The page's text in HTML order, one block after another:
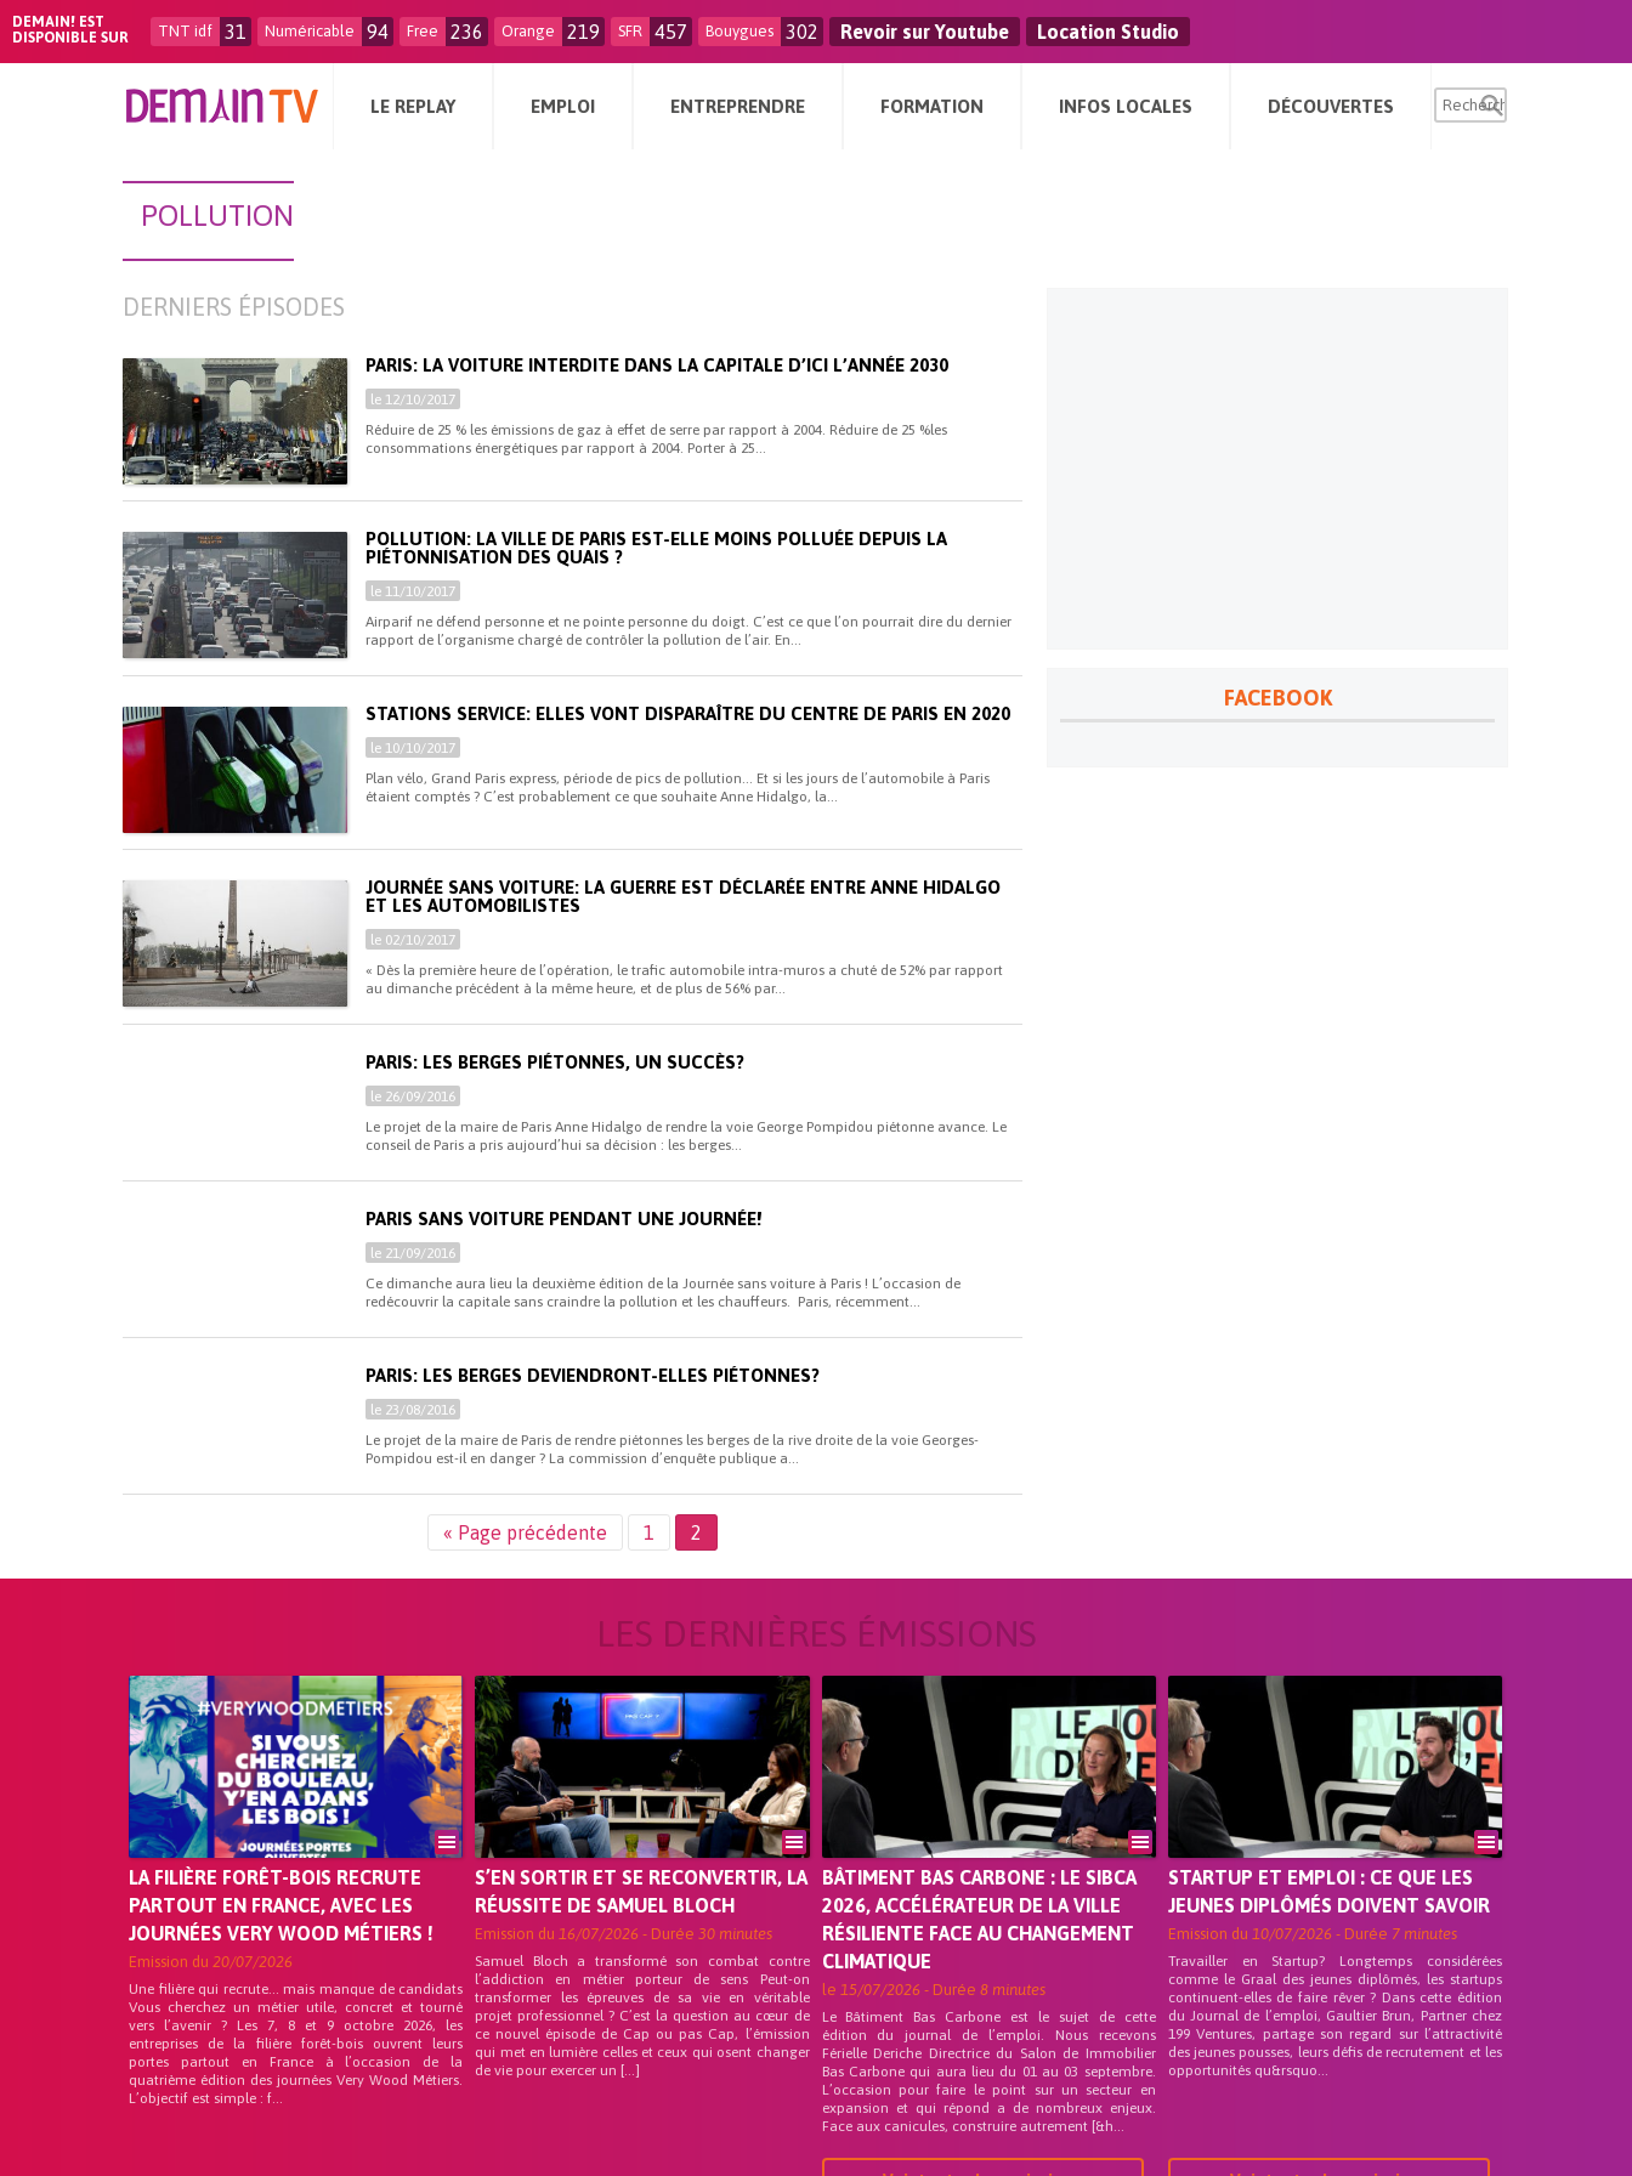
DEMAIN! EST
DISPONIBLE SUR
TNT idf 31 Numéricable 94 Free 236 Orange 219 SFR 457 Bouygues 302 Revoir sur Youtube Location Studio
LE REPLAY EMPLOI ENTREPRENDRE FORMATION INFOS LOCALES DÉCOUVERTES
POLLUTION
DERNIERS ÉPISODES
PARIS: LA VOITURE INTERDITE DANS LA CAPITALE D’ICI L’ANNÉE 2030
le 12/10/2017
Réduire de 25 % les émissions de gaz à effet de serre par rapport à 2004. Réduire de 25 %les
consommations énergétiques par rapport à 2004. Porter à 25...
POLLUTION: LA VILLE DE PARIS EST-ELLE MOINS POLLUÉE DEPUIS LA
PIÉTONNISATION DES QUAIS ?
le 11/10/2017
Airparif ne défend personne et ne pointe personne du doigt. C’est ce que l’on pourrait dire du dernier
rapport de l’organisme chargé de contrôler la pollution de l’air. En...
STATIONS SERVICE: ELLES VONT DISPARAÎTRE DU CENTRE DE PARIS EN 2020
le 10/10/2017
Plan vélo, Grand Paris express, période de pics de pollution… Et si les jours de l’automobile à Paris
étaient comptés ? C’est probablement ce que souhaite Anne Hidalgo, la...
JOURNÉE SANS VOITURE: LA GUERRE EST DÉCLARÉE ENTRE ANNE HIDALGO
ET LES AUTOMOBILISTES
le 02/10/2017
« Dès la première heure de l’opération, le trafic automobile intra-muros a chuté de 52% par rapport
au dimanche précédent à la même heure, et de plus de 56% par...
PARIS: LES BERGES PIÉTONNES, UN SUCCÈS?
le 26/09/2016
Le projet de la maire de Paris Anne Hidalgo de rendre la voie George Pompidou piétonne avance. Le
conseil de Paris a pris aujourd’hui sa décision : les berges...
PARIS SANS VOITURE PENDANT UNE JOURNÉE!
le 21/09/2016
Ce dimanche aura lieu la deuxième édition de la Journée sans voiture à Paris ! L’occasion de
redécouvrir la capitale sans craindre la pollution et les chauffeurs. Paris, récemment...
PARIS: LES BERGES DEVIENDRONT-ELLES PIÉTONNES?
le 23/08/2016
Le projet de la maire de Paris de rendre piétonnes les berges de la rive droite de la voie Georges-
Pompidou est-il en danger ? La commission d’enquête publique a...
« Page précédente 1 2
FACEBOOK
LES DERNIÈRES ÉMISSIONS
LA FILIÈRE FORÊT-BOIS RECRUTE
PARTOUT EN FRANCE, AVEC LES
JOURNÉES VERY WOOD MÉTIERS !
Emission du 20/07/2026
Une filière qui recrute… mais manque de candidats
Vous cherchez un métier utile, concret et tourné
vers l’avenir ? Les 7, 8 et 9 octobre 2026, les
entreprises de la filière forêt-bois ouvrent leurs
portes partout en France à l’occasion de la
quatrième édition des journées Very Wood Métiers.
L’objectif est simple : f...
S’EN SORTIR ET SE RECONVERTIR, LA
RÉUSSITE DE SAMUEL BLOCH
Emission du16/07/2026 - Durée30 minutes
Samuel Bloch a transformé son combat contre
l’addiction en métier porteur de sens Peut-on
transformer les épreuves de sa vie en véritable
projet professionnel ? C’est la question au cœur de
ce nouvel épisode de Cap ou pas Cap, l’émission
qui met en lumière celles et ceux qui osent changer
de vie pour exercer un […]
BÂTIMENT BAS CARBONE : LE SIBCA
2026, ACCÉLÉRATEUR DE LA VILLE
RÉSILIENTE FACE AU CHANGEMENT
CLIMATIQUE
le 15/07/2026 - Durée 8 minutes
Le Bâtiment Bas Carbone est le sujet de cette
édition du journal de l’emploi. Nous recevons
Férielle Deriche Directrice du Salon de Immobilier
Bas Carbone qui aura lieu du 01 au 03 septembre.
L’occasion pour faire le point sur un secteur en
expansion et qui répond a de nombreux enjeux.
Face aux canicules, construire autrement [&h...
STARTUP ET EMPLOI : CE QUE LES
JEUNES DIPLÔMÉS DOIVENT SAVOIR
Emission du 10/07/2026 - Durée 7 minutes
Travailler en Startup? Longtemps considérées
comme le Graal des jeunes diplômés, les startups
continuent-elles de faire rêver ? Dans cette édition
du Journal de l’emploi, Gaultier Brun, Partner chez
199 Ventures, partage son regard sur l’attractivité
des jeunes pousses, leurs défis de recrutement et les
opportunités qu&rsquo...